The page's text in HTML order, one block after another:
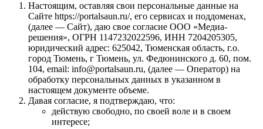
Настоящим, оставляя свои персональные данные на
Сайте https://portalsaun.ru/, его сервисах и поддоменах,
(далее — Сайт), даю свое согласие ООО «Медиа-
решения», ОГРН 1147232022596, ИНН 7204205305,
юридический адрес: 625042, Тюменская область, г.о.
город Тюмень, г Тюмень, ул. Федюнинского д. 60, пом.
104, email: info@portalsaun.ru, (далее — Оператор) на
обработку персональных данных в указанном в
настоящем документе объеме.
Давая согласие, я подтверждаю, что:
действую свободно, по своей воле и в своем
интересе;